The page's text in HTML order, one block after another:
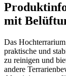
mit
Das
praktische und
zu reinigen und
andere